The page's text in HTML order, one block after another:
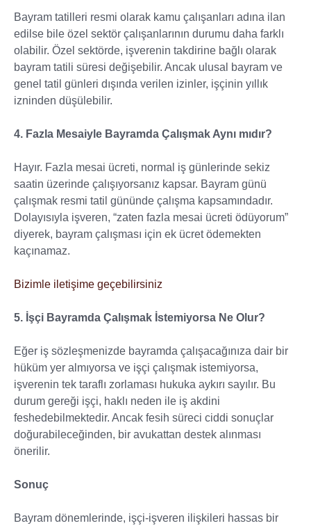
Bayram tatilleri resmi olarak kamu çalışanları adına ilan
edilse bile özel sektör çalışanlarının durumu daha farklı
olabilir. Özel sektörde, işverenin takdirine bağlı olarak
bayram tatili süresi değişebilir. Ancak ulusal bayram ve
genel tatil günleri dışında verilen izinler, işçinin yıllık
izninden düşülebilir.
4. Fazla Mesaiyle Bayramda Çalışmak Aynı mıdır?
Hayır. Fazla mesai ücreti, normal iş günlerinde sekiz
saatin üzerinde çalışıyorsanız kapsar. Bayram günü
çalışmak resmi tatil gününde çalışma kapsamındadır.
Dolayısıyla işveren, “zaten fazla mesai ücreti ödüyorum”
diyerek, bayram çalışması için ek ücret ödemekten
kaçınamaz.
Bizimle iletişime geçebilirsiniz
5. İşçi Bayramda Çalışmak İstemiyorsa Ne Olur?
Eğer iş sözleşmenizde bayramda çalışacağınıza dair bir
hüküm yer almıyorsa ve işçi çalışmak istemiyorsa,
işverenin tek taraflı zorlaması hukuka aykırı sayılır. Bu
durum gereği işçi, haklı neden ile iş akdini
feshedebilmektedir. Ancak fesih süreci ciddi sonuçlar
doğurabileceğinden, bir avukattan destek alınması
önerilir.
Sonuç
Bayram dönemlerinde, işçi-işveren ilişkileri hassas bir